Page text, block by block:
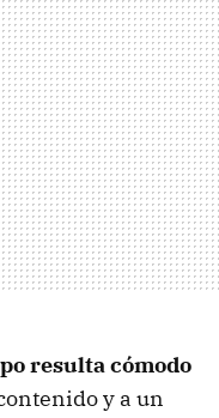
resulta cómodo
y a un